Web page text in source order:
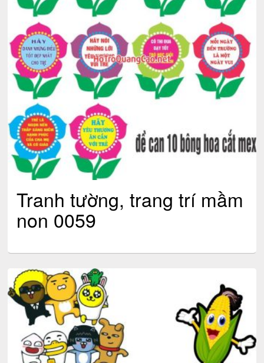
Tranh tường, trang trí mầm
non 0059